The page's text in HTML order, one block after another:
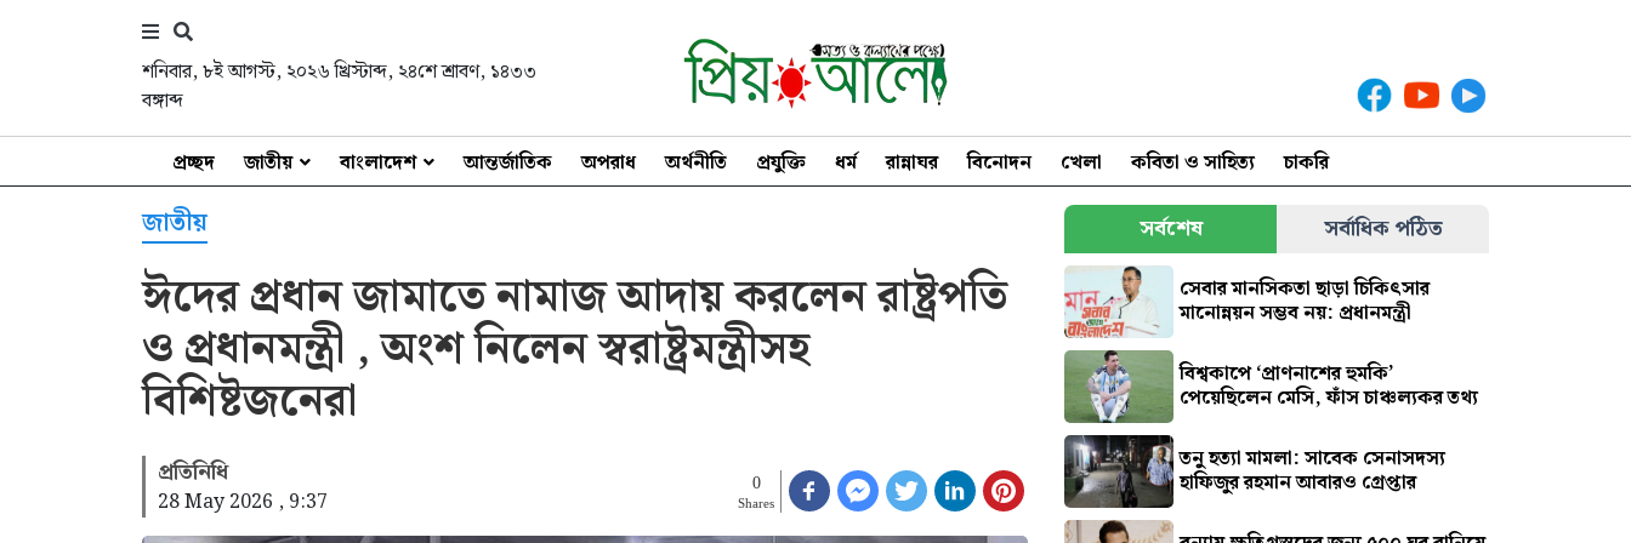
শনিবার,৮ই আগস্ট, ২০২৬ খ্রিস্টাব্দ, ২৪শে শ্রাবণ, ১৪৩৩
বঙ্গাব্দ
প্রচ্ছদ জাতীয় বাংলাদেশ আন্তর্জাতিক অপরাধ অর্থনীতি প্রযুক্তি ধর্ম রান্নাঘর বিনোদন খেলা কবিতা ও সাহিত্য চাকরি
জাতীয়
ঈদের প্রধান জামাতে নামাজ আদায় করলেন রাষ্ট্রপতি
ও প্রধানমন্ত্রী , অংশ নিলেন স্বরাষ্ট্রমন্ত্রীসহ
বিশিষ্টজনেরা
প্রতিনিধি
28 May 2026 , 9:37
0
Shares
সর্বশেষ সর্বাধিক পঠিত
সেবার মানসিকতা ছাড়া চিকিৎসার
মানোন্নয়ন সম্ভব নয়: প্রধানমন্ত্রী
বিশ্বকাপে ‘প্রাণনাশের হুমকি’
পেয়েছিলেন মেসি, ফাঁস চাঞ্চল্যকর তথ্য
তনু হত্যা মামলা: সাবেক সেনাসদস্য
হাফিজুর রহমান আবারও গ্রেপ্তার